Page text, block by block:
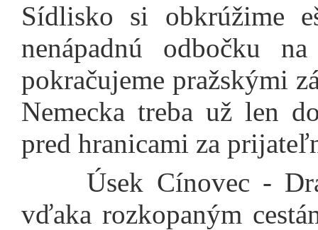
Sídlisko si obkrúžime
nenápadnú odbočku
pokračujeme pražskými
Nemecka treba už len
pred hranicami za
Úsek Cínovec -
vďaka rozkopaným